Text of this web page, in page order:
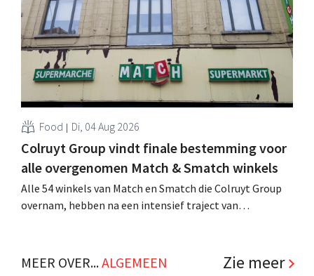
klanten. .
Food Di, 04 Aug 2026
Colruyt Group vindt finale bestemming voor
alle overgenomen Match & Smatch winkels
Alle 54 winkels van Match en Smatch die Colruyt Group
overnam, hebben na een intensief traject van
.MEER OVER...ALGEMEEN Zie meer